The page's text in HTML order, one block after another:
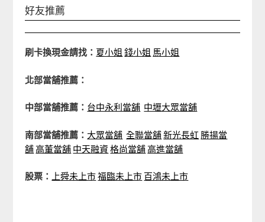
好友推薦
刷卡換現金請找： 夏小姐 錢小姐 馬小姐
北部當舖推薦：
中部當舖推薦： 台中永利當舖 中壢大眾當舖
南部當舖推薦： 大眾當舖 全聯當舖新光長虹 勝揚當
舖高董當舖 中天融資格尚當舖高進當舖
股票： 上舜未上市福臨未上市 百鴻未上市